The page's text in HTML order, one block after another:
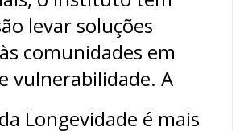
levar soluções
comunidades em
vulnerabilidade. A
Longevidade é mais